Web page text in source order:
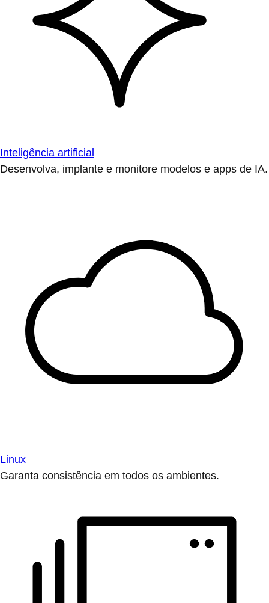
Inteligência artificial
Desenvolva, implante e monitore modelos e apps de IA.
Linux
Garanta consistência em todos os ambientes.